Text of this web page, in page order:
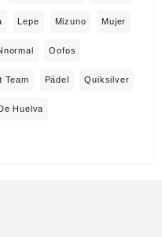
Lepe Mizuno Mujer
Oofos
Team Pádel Quiksilver
Huelva